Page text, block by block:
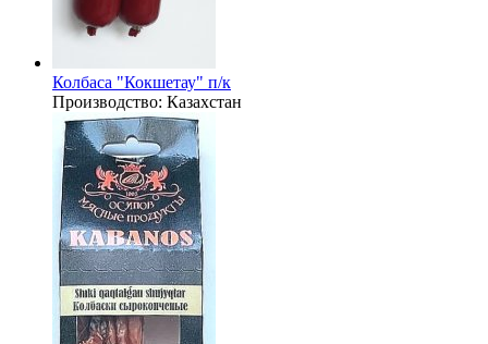
Колбаса "Кокшетау" п/к
Производство: Казахстан